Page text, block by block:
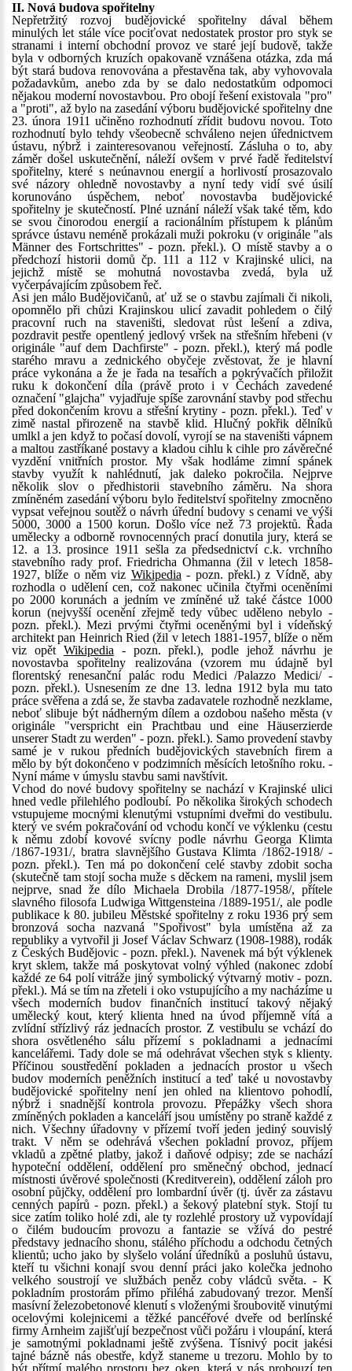
II. Nová budova spořitelny
Nepřetržitý rozvoj budějovické spořitelny dával během
minulých let stále více pociťovat nedostatek prostor pro styk se
stranami i interní obchodní provoz ve staré její budově, takže
byla v odborných kruzích opakovaně vznášena otázka, zda má
být stará budova renovována a přestavěna tak, aby vyhovovala
požadavkům, anebo zda by se dalo nedostatkům odpomoci
nějakou moderní novostavbou. Pro obojí řešení existovala "pro"
a "proti", až bylo na zasedání výboru budějovické spořitelny dne
23. února 1911 učiněno rozhodnutí zřídit budovu novou. Toto
rozhodnutí bylo tehdy všeobecně schváleno nejen úřednictvem
ústavu, nýbrž i zainteresovanou veřejností. Zásluha o to, aby
záměr došel uskutečnění, náleží ovšem v prvé řadě ředitelství
spořitelny, které s neúnavnou energií a horlivostí prosazovalo
své názory ohledně novostavby a nyní tedy vidí své úsilí
korunováno úspěchem, neboť novostavba budějovické
spořitelny je skutečností. Plné uznání náleží však také těm, kdo
se svou činorodou energií a racionálním přístupem k plánům
správce ústavu neméně prokázali muži pokroku (v originále "als
Männer des Fortschrittes" - pozn. překl.). O místě stavby a o
předchozí historii domů čp. 111 a 112 v Krajinské ulici, na
jejichž místě se mohutná novostavba zvedá, byla už
vyčerpávajícím způsobem řeč.
Asi jen málo Budějovičanů, ať už se o stavbu zajímali či nikoli,
opomnělo při chůzi Krajinskou ulicí zavadit pohledem o čilý
pracovní ruch na staveništi, sledovat růst lešení a zdiva,
pozdravit pestře opentlený jedlový vršek na střešním hřebeni (v
originále "auf dem Dachfirste" - pozn. překl.), který má podle
starého mravu a zednického obyčeje zvěstovat, že je hlavní
práce vykonána a že je řada na tesařích a pokrývačích přiložit
ruku k dokončení díla (právě proto i v Čechách zavedené
označení "glajcha" vyjadřuje spíše zarovnání stavby pod střechu
před dokončením krovu a střešní krytiny - pozn. překl.). Teď v
zimě nastal přirozeně na stavbě klid. Hlučný pokřik dělníků
umlkl a jen když to počasí dovolí, vyrojí se na staveništi vápnem
a maltou zastříkané postavy a kladou cihlu k cihle pro závěrečné
vyzdění vnitřních prostor. My však hodláme zimní spánek
stavby využít k nahlédnutí, jak daleko pokročila. Nejprve
několik slov o předhistorii stavebního záměru. Na shora
zmíněném zasedání výboru bylo ředitelství spořitelny zmocněno
vypsat veřejnou soutěž o návrh úřední budovy s cenami ve výši
5000, 3000 a 1500 korun. Došlo více než 73 projektů. Řada
umělecky a odborně rovnocenných prací donutila jury, která se
12. a 13. prosince 1911 sešla za předsednictví c.k. vrchního
stavebního rady prof. Friedricha Ohmanna (žil v letech 1858-
1927, blíže o něm viz Wikipedia - pozn. překl.) z Vídně, aby
rozhodla o udělení cen, což nakonec učinila čtyřmi oceněními
po 2000 korunách a jedním ve zmíněné už také částce 1000
korun (nejvyšší ocenění zřejmě tedy vůbec uděleno nebylo -
pozn. překl.). Mezi prvými čtyřmi oceněnými byl i vídeňský
architekt pan Heinrich Ried (žil v letech 1881-1957, blíže o něm
viz opět Wikipedia - pozn. překl.), podle jehož návrhu je
novostavba spořitelny realizována (vzorem mu údajně byl
florentský renesanční palác rodu Medici /Palazzo Medici/ -
pozn. překl.). Usnesením ze dne 13. ledna 1912 byla mu tato
práce svěřena a zdá se, že stavba zadavatele rozhodně nezklame,
neboť slibuje být nádherným dílem a ozdobou našeho města (v
originále "verspricht ein Prachtbau und eine Häuserzierde
unserer Stadt zu werden" - pozn. překl.). Samo provedení stavby
samé je v rukou předních budějovických stavebních firem a
mělo by být dokončeno v podzimních měsících letošního roku. -
Nyní máme v úmyslu stavbu sami navštívit.
Vchod do nové budovy spořitelny se nachází v Krajinské ulici
hned vedle přilehlého podloubí. Po několika širokých schodech
vstupujeme mocnými klenutými vstupními dveřmi do vestibulu.
který ve svém pokračování od vchodu končí ve výklenku (cestu
k němu zdobí kovové svícny podle návrhu Georga Klimta
/1867-1931/, bratra slavnějšího Gustava Klimta /1862-1918/ -
pozn. překl.). Ten má po dokončení celé stavby zdobit socha
(skutečně tam stojí socha muže s děckem na rameni, myslil jsem
nejprve, snad že dílo Michaela Drobila /1877-1958/, přítele
slavného filosofa Ludwiga Wittgensteina /1889-1951/, ale podle
publikace k 80. jubileu Městské spořitelny z roku 1936 prý sem
bronzová socha nazvaná "Spořivost" byla umístěna až za
republiky a vytvořil ji Josef Václav Schwarz (1908-1988), rodák
z Českých Budějovic - pozn. překl.). Navenek má být výklenek
kryt sklem, takže má poskytovat volný výhled (nakonec zdobí
každé ze 64 polí vitráže jiný symbolický výtvarný motiv - pozn.
překl.). Má se tím na zřeteli i oko vstupujícího a my nacházíme u
všech moderních budov finančních institucí takový nějaký
umělecký kout, který klienta hned na úvod příjemně vítá a
zvlídní střízlivý ráz jednacích prostor. Z vestibulu se vchází do
shora osvětleného sálu přízemí s pokladnami a jednacími
kancelářemi. Tady dole se má odehrávat všechen styk s klienty.
Příčinou soustředění pokladen a jednacích prostor u všech
budov moderních peněžních institucí a teď také u novostavby
budějovické spořitelny není jen ohled na klientovo pohodlí,
nýbrž i snadnější kontrola provozu. Přepážky všech shora
zmíněných pokladen a kanceláří jsou umístěny po straně každé z
nich. Všechny úřadovny v přízemí tvoří jeden jediný souvislý
trakt. V něm se odehrává všechen pokladní provoz, příjem
vkladů a zpětné platby, jakož i daňové odpisy; zde se nachází
hypoteční oddělení, oddělení pro směnečný obchod, jednací
místnosti úvěrové společnosti (Kreditverein), oddělení záloh pro
osobní půjčky, oddělení pro lombardní úvěr (tj. úvěr za zástavu
cenných papírů - pozn. překl.) a šekový platební styk. Stojí tu
sice zatím toliko holé zdi, ale ty rozlehlé prostory už vypovídají
o čilém budoucím provozu a fantazie se vžívá do pestré
představy jednacího shonu, stálého příchodu a odchodu četných
klientů; ucho jako by slyšelo volání úředníků a posluhů ústavu,
kteří tu všichni konají svou denní práci jako kolečka jednoho
velkého soustrojí ve službách peněz coby vládců světa. - K
pokladním prostorám přímo přiléhá zabudovaný trezor. Menší
masívní železobetonové klenutí s vloženými šroubovitě vinutými
ocelovými kolejnicemi a těžké pancéřové dveře od berlínské
firmy Arnheim zajišťují bezpečnost vůči požáru i vloupání, která
je samotnými pokladnami ještě zvýšena. Tísnivý pocit jakési
tajné bázně nás obestře, když staneme u trezoru. Mohlo by to
být přítmí malého prostoru bez oken, která v nás probouzí ten